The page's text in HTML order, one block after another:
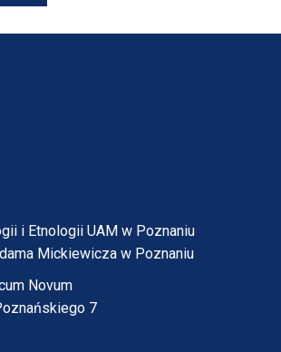
i Etnologii UAM w Poznaniu
Mickiewicza w Poznaniu
Novum
7